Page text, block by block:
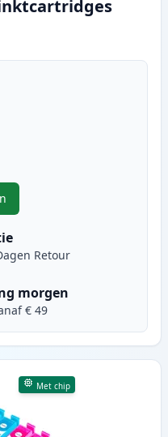
inktcartridges
passen
stuks Epson T1295
Retour
morgen
€ 49
Met chip